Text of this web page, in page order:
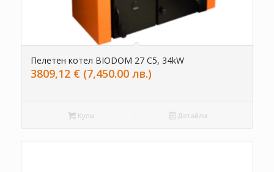
Пелетен котел BIODOM 27 C5, 34kW
3809,12 € (7,450.00 лв.)
Купи Детайли